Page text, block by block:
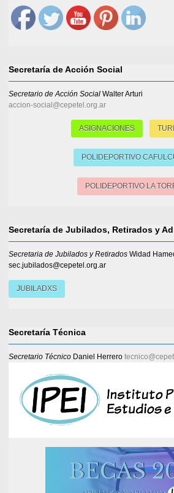
Secretaría de Acción Social
Secretario de Acción Social Walter Arturi
accion-social@cepetel.org.ar
ASIGNACIONES
POLIDEPORTIVO
POLIDEPORTIVO LA
Secretaría de Jubilados, Retirados y
Secretaria de Jubilados y Retirados Widad
sec.jubilados@cepetel.org.ar
JUBILADXS
Secretaría Técnica
Secretario Técnico Daniel Herrero